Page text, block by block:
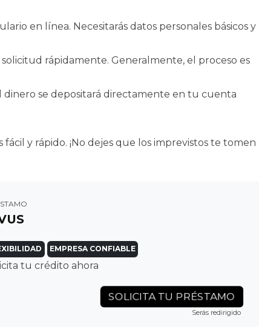
en línea. Necesitarás datos personales básicos y
solicitud rápidamente. Generalmente, el proceso es
dinero se depositará directamente en tu cuenta
y rápido. ¡No dejes que los imprevistos te tomen
EMPRESA CONFIABLE
tu crédito ahora
SOLICITA TU PRÉSTAMO
Serás redirigido